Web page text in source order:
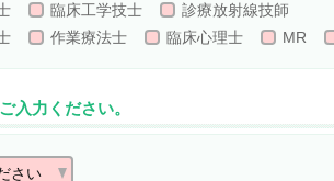
臨床工学技士
診療放射線技師
作業療法士 臨床心理士 MR
入力ください。